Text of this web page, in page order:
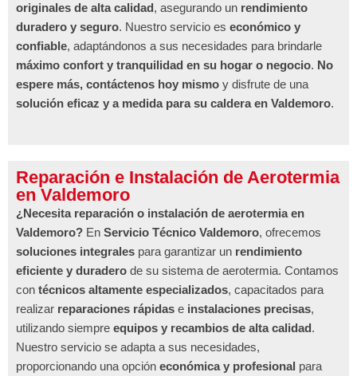
originales de alta calidad, asegurando un rendimiento
duradero y seguro. Nuestro servicio es económico y
confiable, adaptándonos a sus necesidades para brindarle
máximo confort y tranquilidad en su hogar o negocio. No
espere más, contáctenos hoy mismo y disfrute de una
solución eficaz y a medida para su caldera en Valdemoro.
Reparación e Instalación de Aerotermia
en Valdemoro
¿Necesita reparación o instalación de aerotermia en
Valdemoro? En Servicio Técnico Valdemoro, ofrecemos
soluciones integrales para garantizar un rendimiento
eficiente y duradero de su sistema de aerotermia. Contamos
con técnicos altamente especializados, capacitados para
realizar reparaciones rápidas e instalaciones precisas,
utilizando siempre equipos y recambios de alta calidad.
Nuestro servicio se adapta a sus necesidades,
proporcionando una opción económica y profesional para